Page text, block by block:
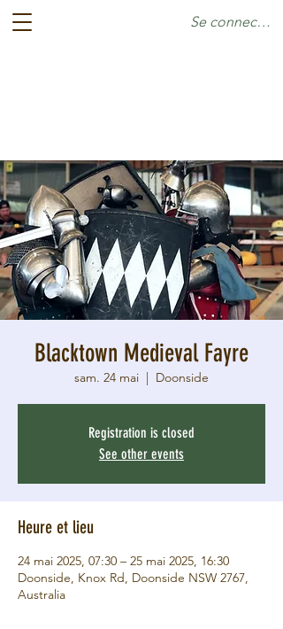
Se connecter
Blacktown Medieval Fayre
sam. 24 mai
  |
Doonside
Registration is closed
See other events
Heure et lieu
24 mai 2025, 07:30 – 25 mai 2025, 16:30
Doonside, Knox Rd, Doonside NSW 2767,
Australia